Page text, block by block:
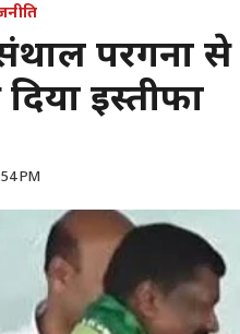
परगना से
इस्तीफा
PM